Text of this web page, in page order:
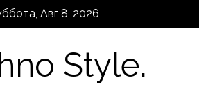
Авг 8, 2026
Style.